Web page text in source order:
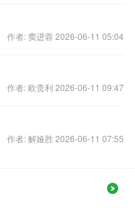
作者: 窦进蓉 2026-06-11 05:04
作者: 欧贵利 2026-06-11 09:47
作者: 解娅胜 2026-06-11 07:55